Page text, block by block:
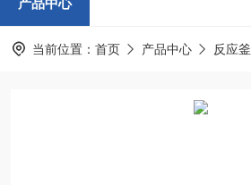
产品中心
当前位置： 首页 产品中心 反应釜